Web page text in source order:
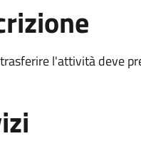
l'attività deve